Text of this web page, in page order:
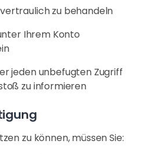
zu behandeln
Ihrem Konto
jeden unbefugten Zugriff
zu informieren
zu können, müssen Sie: